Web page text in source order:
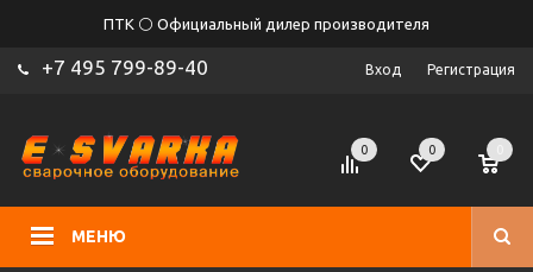
ПТК ⚪ Официальный дилер производителя
+7 495 799-89-40 Вход Регистрация
МЕНЮ
0 0